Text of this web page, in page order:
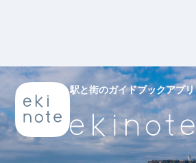
駅と街のガイドブックアプリ